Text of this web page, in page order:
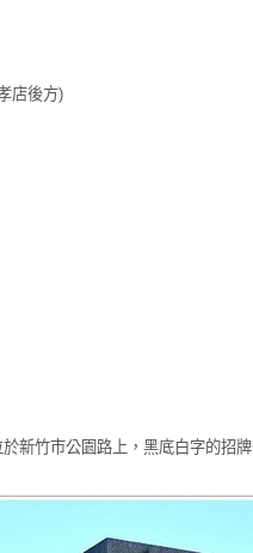
店後方)
新竹市公園路上，黑底白字的招